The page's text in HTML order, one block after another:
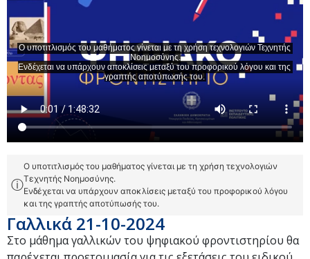
ⓘ
Ο υποτιτλισμός του μαθήματος γίνεται με τη χρήση τεχνολογιών
Τεχνητής Νοημοσύνης.
Ενδέχεται να υπάρχουν αποκλίσεις μεταξύ του προφορικού λόγου
και της γραπτής αποτύπωσής του.
Γαλλικά 21-10-2024
Στο μάθημα γαλλικών του ψηφιακού φροντιστηρίου θα